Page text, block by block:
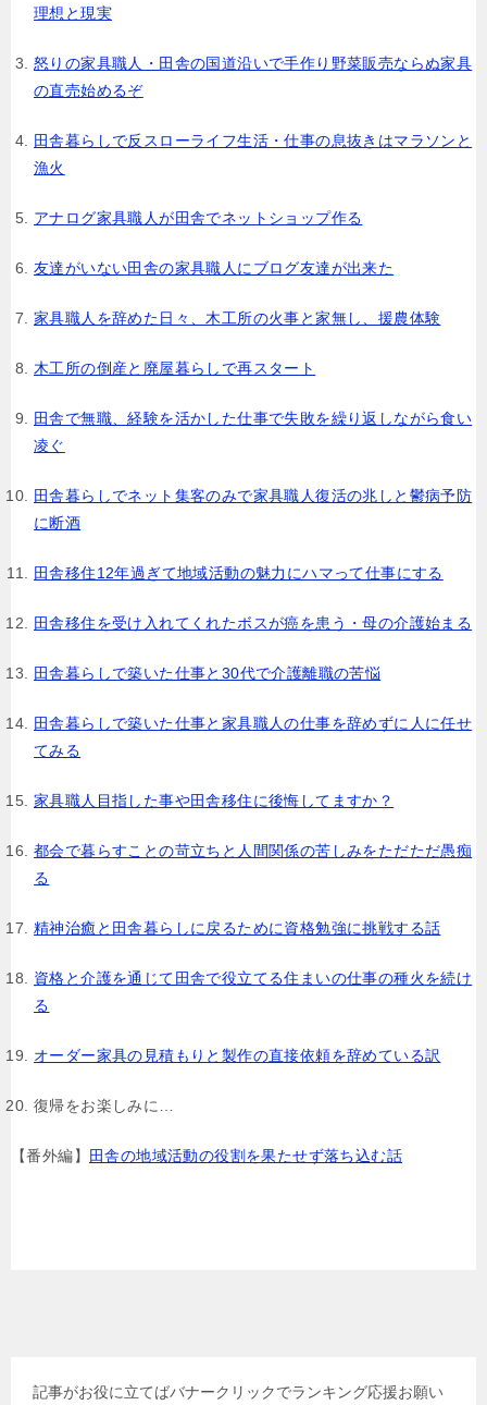
理想と現実
怒りの家具職人・田舎の国道沿いで手作り野菜販売ならぬ家具
の直売始めるぞ
田舎暮らしで反スローライフ生活・仕事の息抜きはマラソンと
漁火
アナログ家具職人が田舎でネットショップ作る
友達がいない田舎の家具職人にブログ友達が出来た
家具職人を辞めた日々、木工所の火事と家無し、援農体験
木工所の倒産と廃屋暮らしで再スタート
田舎で無職、経験を活かした仕事で失敗を繰り返しながら食い
凌ぐ
田舎暮らしでネット集客のみで家具職人復活の兆しと鬱病予防
に断酒
田舎移住12年過ぎて地域活動の魅力にハマって仕事にする
田舎移住を受け入れてくれたボスが癌を患う・母の介護始まる
田舎暮らしで築いた仕事と30代で介護離職の苦悩
田舎暮らしで築いた仕事と家具職人の仕事を辞めずに人に任せ
てみる
家具職人目指した事や田舎移住に後悔してますか？
都会で暮らすことの苛立ちと人間関係の苦しみをただただ愚痴
る
精神治癒と田舎暮らしに戻るために資格勉強に挑戦する話
資格と介護を通じて田舎で役立てる住まいの仕事の種火を続け
る
オーダー家具の見積もりと製作の直接依頼を辞めている訳
復帰をお楽しみに…
【番外編】 田舎の地域活動の役割を果たせず落ち込む話
記事がお役に立てばバナークリックでランキング応援お願い